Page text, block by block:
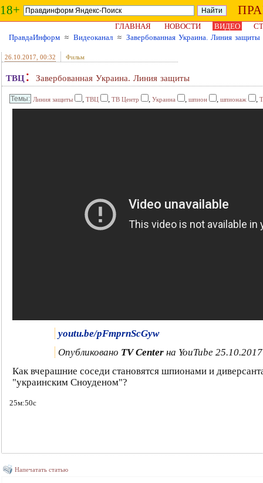
18+
ГЛАВНАЯ НОВОСТИ ВИДЕО
ПравдаИнформ ≈ Видеоканал ≈ Завербованная Украина. Линия защиты
26.10.2017 , 00:32 Фильм
ТВЦ: Завербованная Украина. Линия защиты
Линия защиты , ТВЦ , ТВ Центр , Украина , шпион , шпионаж ,
youtu.be/pFmprnScGyw
Опубликовано TV Center на YouTube 25.10.2017
Как вчерашние соседи становятся шпионами и
"украинским Сноуденом"?
25м:50с
Напечатать статью